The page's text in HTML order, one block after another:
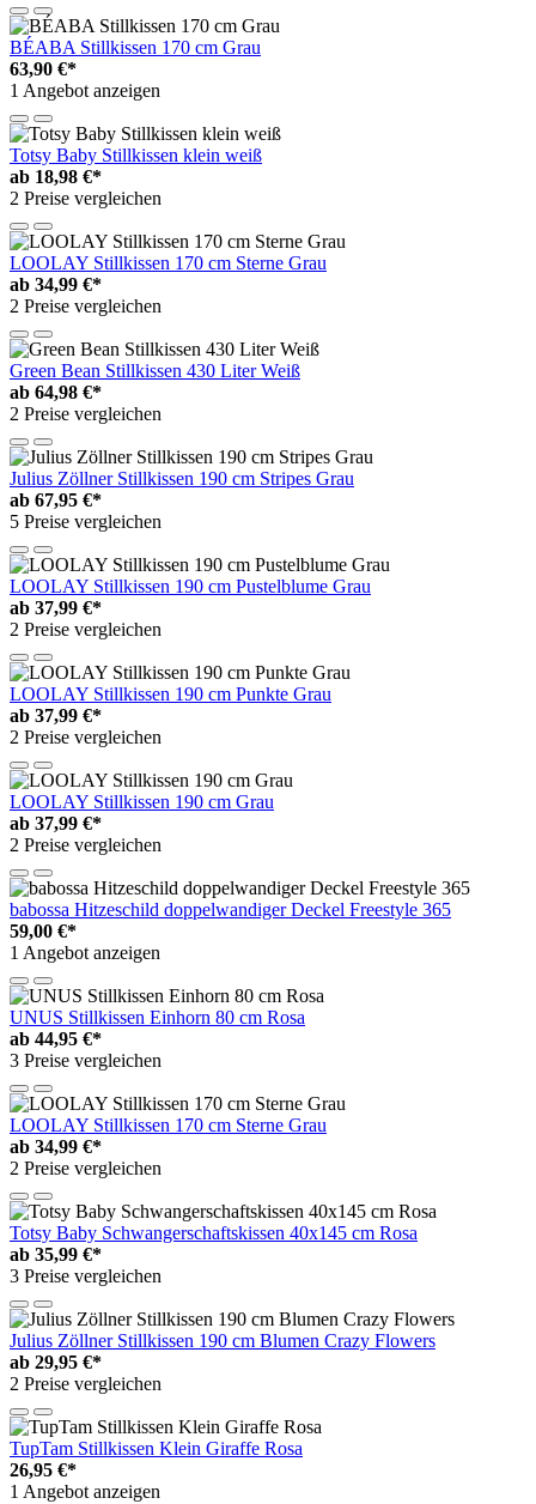
BÉABA Stillkissen 170 cm Grau
63,90 €*
1 Angebot anzeigen
Totsy Baby Stillkissen klein weiß
ab 18,98 €*
2 Preise vergleichen
LOOLAY Stillkissen 170 cm Sterne Grau
ab 34,99 €*
2 Preise vergleichen
Green Bean Stillkissen 430 Liter Weiß
ab 64,98 €*
2 Preise vergleichen
Julius Zöllner Stillkissen 190 cm Stripes Grau
ab 67,95 €*
5 Preise vergleichen
LOOLAY Stillkissen 190 cm Pustelblume Grau
ab 37,99 €*
2 Preise vergleichen
LOOLAY Stillkissen 190 cm Punkte Grau
ab 37,99 €*
2 Preise vergleichen
LOOLAY Stillkissen 190 cm Grau
ab 37,99 €*
2 Preise vergleichen
babossa Hitzeschild doppelwandiger Deckel Freestyle 365
59,00 €*
1 Angebot anzeigen
UNUS Stillkissen Einhorn 80 cm Rosa
ab 44,95 €*
3 Preise vergleichen
LOOLAY Stillkissen 170 cm Sterne Grau
ab 34,99 €*
2 Preise vergleichen
Totsy Baby Schwangerschaftskissen 40x145 cm Rosa
ab 35,99 €*
3 Preise vergleichen
Julius Zöllner Stillkissen 190 cm Blumen Crazy Flowers
ab 29,95 €*
2 Preise vergleichen
TupTam Stillkissen Klein Giraffe Rosa
26,95 €*
1 Angebot anzeigen